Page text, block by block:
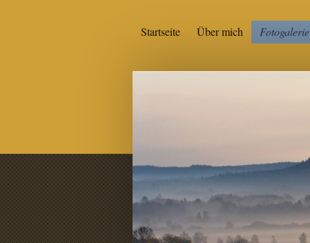
Startseite Über mich Fotogalerie